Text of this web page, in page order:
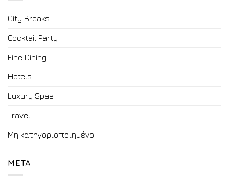
City Breaks
Cocktail Party
Fine Dining
Hotels
Luxury Spas
Travel
Μη κατηγοριοποιημένο
META